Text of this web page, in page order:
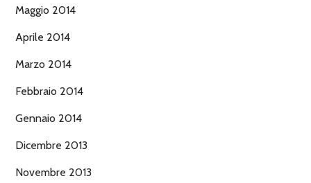
Maggio 2014
Aprile 2014
Marzo 2014
Febbraio 2014
Gennaio 2014
Dicembre 2013
Novembre 2013